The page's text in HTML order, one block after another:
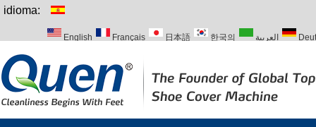
idioma:
English Français 日本語 한국의 العربية